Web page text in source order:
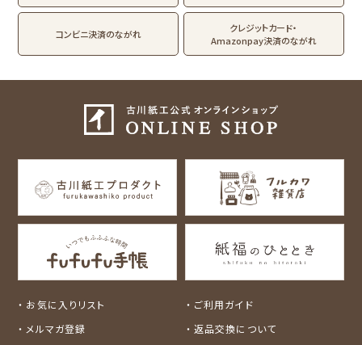
for Gift Tulipの商品を見る for Gift Mimozaの商品を見る
お菓子などうぶつ
工房
mizutama
トビマツショウイチ
トコロコムギ
サンリオキャラクタ
ーズ
アルプスの少女ハイ
ジ
コラボ別
TEA STAND
コンビニ決済のながれ
クレジットカード・
Amazonpay決済のながれ
お気に入りリスト
メルマガ登録
ご利用ガイド
返品交換について